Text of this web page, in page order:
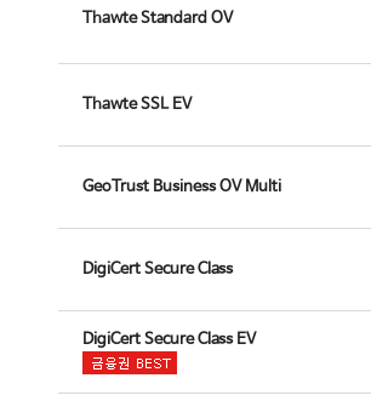
Thawte Standard OV
Thawte SSL EV
GeoTrust Business OV Multi
DigiCert Secure Class
DigiCert Secure Class EV